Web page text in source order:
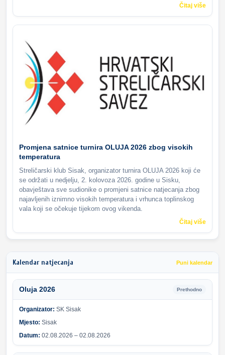
Čitaj više
Promjena satnice turnira OLUJA 2026 zbog visokih
temperatura
Streličarski klub Sisak, organizator turnira OLUJA 2026 koji će
se održati u nedjelju, 2. kolovoza 2026. godine u Sisku,
obavještava sve sudionike o promjeni satnice natjecanja zbog
najavljenih iznimno visokih temperatura i vrhunca toplinskog
vala koji se očekuje tijekom ovog vikenda.
Čitaj više
Kalendar natjecanja Puni kalendar
Oluja 2026 Prethodno
Organizator: SK Sisak
Mjesto: Sisak
Datum: 02.08.2026 – 02.08.2026